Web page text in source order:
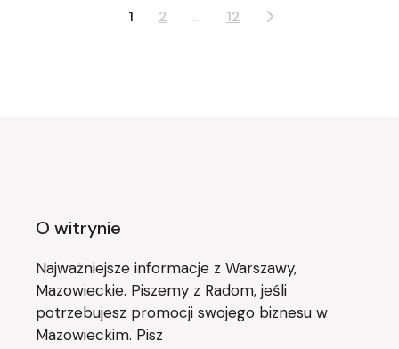
Stronicowanie
1 2 … 12
O witrynie
Najważniejsze informacje z Warszawy,
Mazowieckie. Piszemy z Radom, jeśli
potrzebujesz promocji swojego biznesu w
Mazowieckim. Pisz